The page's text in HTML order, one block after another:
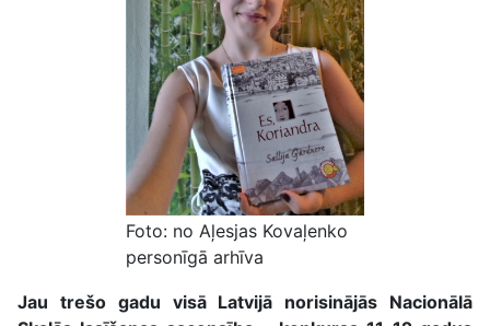
Foto: no Aļesjas Kovaļenko
personīgā arhīva
Jau trešo gadu visā Latvijā norisinājās Nacionālā